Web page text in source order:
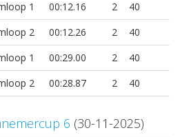
1 00:12.16 2
40
2
00:12.26 2
40
1
00:29.00 2
40
2
00:28.87 2 40
6 (30-11-2025)